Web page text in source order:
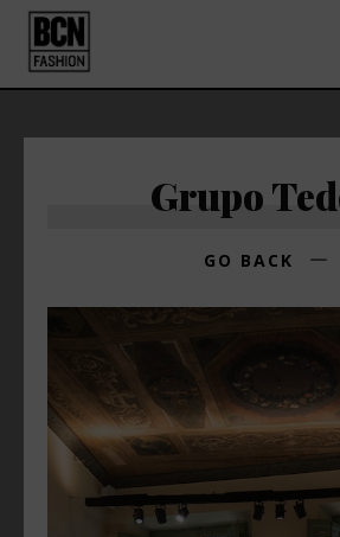
Grupo
GO BACK